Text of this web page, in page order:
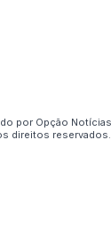
por Opção Notícias
direitos reservados.